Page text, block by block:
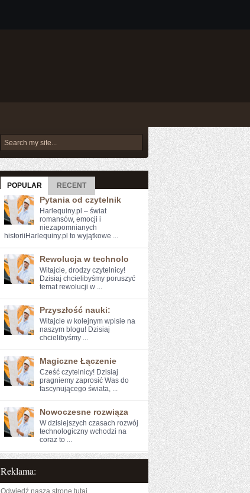
POPULAR RECENT
Pytania od czytelnik
Harlequiny.pl – świat
romansów, emocji i
niezapomnianych
historiiHarlequiny.pl to wyjątkowe ...
Rewolucja w technolo
Witajcie, drodzy⁤ czytelnicy!
Dzisiaj ​chcielibyśmy poruszyć
temat rewolucji w ...
Przyszłość nauki:
Witajcie w kolejnym wpisie na
naszym‍ blogu! Dzisiaj
chcielibyśmy ...
Magiczne Łączenie
Cześć ​czytelnicy! Dzisiaj
pragniemy zaprosić Was do
fascynującego świata, ...
Nowoczesne rozwiąza
W dzisiejszych czasach rozwój
technologiczny wchodzi na
coraz to ...
Reklama:
Odwiedź naszą stronę tutaj